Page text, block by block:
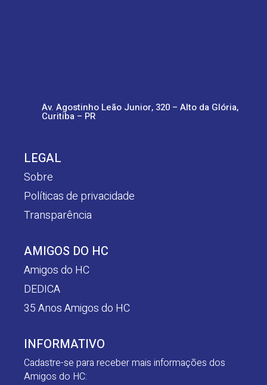
Av. Agostinho Leão Junior, 320 – Alto da Glória,
Curitiba – PR
LEGAL
Sobre
Políticas de privacidade
Transparência
AMIGOS DO HC
Amigos do HC
DEDICA
35 Anos Amigos do HC
INFORMATIVO
Cadastre-se para receber mais informações dos
Amigos do HC: